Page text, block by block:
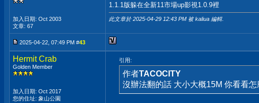
加入日期: Oct 2003
文章: 67
1.1.1版躲在全新11市場up影視1.0.9裡
此文章於 2025-04-29 12:43 PM 被 kaliua 編輯.
2025-04-22, 07:49 PM #43
Hermit Crab
Golden Member
加入日期: Oct 2017
您的住址: 象山公園
引用:
作者TACOCITY
沒辦法翻的話 大小大概15M 你看看